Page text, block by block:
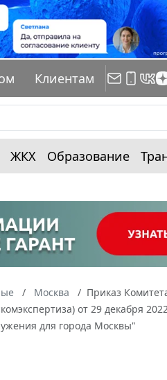
Клиентам
ЖКХ Образование
Москва
Приказ
от 29 декабря
для города Москвы"